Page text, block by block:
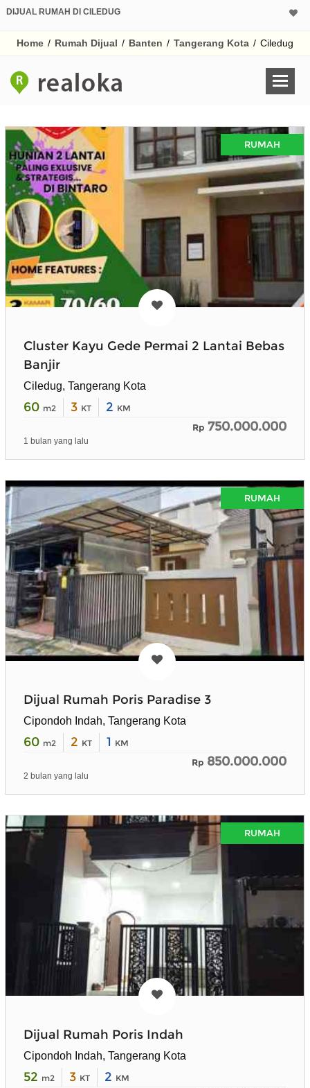
DIJUAL RUMAH DI CILEDUG
Home / Rumah Dijual / Banten / Tangerang Kota / Ciledug
RUMAH
Cluster Kayu Gede Permai 2 Lantai Bebas
Banjir
Ciledug, Tangerang Kota
60 m2 3 KT 2 KM
Rp 750.000.000
1 bulan yang lalu
RUMAH
Dijual Rumah Poris Paradise 3
Cipondoh Indah, Tangerang Kota
60 m2 2 KT 1 KM
Rp 850.000.000
2 bulan yang lalu
RUMAH
Dijual Rumah Poris Indah
Cipondoh Indah, Tangerang Kota
52 m2 3 KT 2 KM